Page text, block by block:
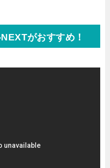
がおすすめ！